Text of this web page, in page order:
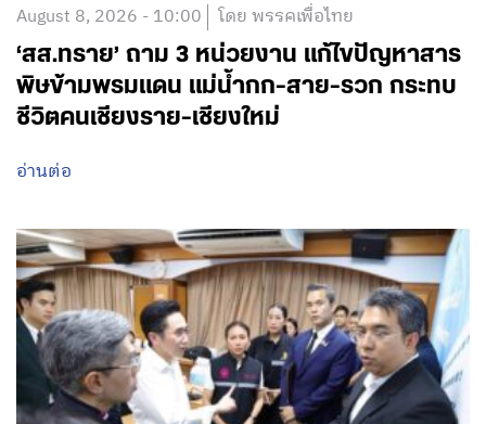
August 8, 2026 - 10:00 โดย พรรคเพื่อไทย
‘สส.ทราย’ ถาม 3 หน่วยงาน แก้ไขปัญหาสาร
พิษข้ามพรมแดน แม่น้ำกก-สาย-รวก กระทบ
ชีวิตคนเชียงราย-เชียงใหม่
อ่านต่อ